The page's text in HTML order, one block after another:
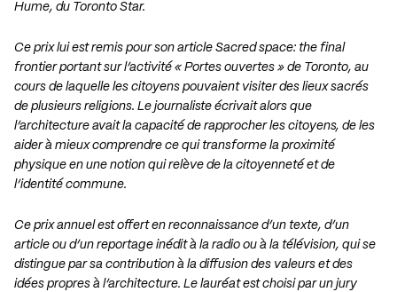
Hume, du Toronto Star.
Ce prix lui est remis pour son article Sacred space: the final
frontier portant sur l’activité « Portes ouvertes » de Toronto, au
cours de laquelle les citoyens pouvaient visiter des lieux sacrés
de plusieurs religions. Le journaliste écrivait alors que
l’architecture avait la capacité de rapprocher les citoyens, de les
aider à mieux comprendre ce qui transforme la proximité
physique en une notion qui relève de la citoyenneté et de
l’identité commune.
Ce prix annuel est offert en reconnaissance d’un texte, d’un
article ou d’un reportage inédit à la radio ou à la télévision, qui se
distingue par sa contribution à la diffusion des valeurs et des
idées propres à l’architecture. Le lauréat est choisi par un jury